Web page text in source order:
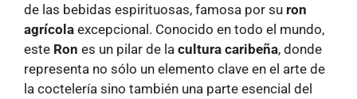
de las bebidas espirituosas, famosa por su ron
agrícola excepcional. Conocido en todo el mundo,
este Ron es un pilar de la cultura caribeña, donde
representa no sólo un elemento clave en el arte de
la coctelería sino también una parte esencial del